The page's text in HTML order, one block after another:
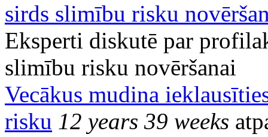
sirds slimību risku
Eksperti diskutē par
slimību risku novēršanai
Vecākus mudina
risku 12 years 39 weeks